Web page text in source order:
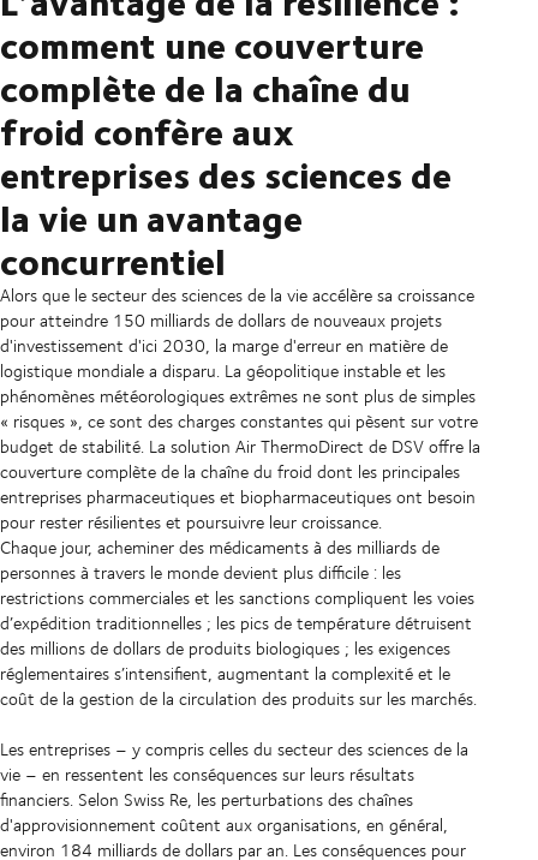
comment une couverture
complète de la chaîne du
froid confère aux
entreprises des sciences de
la vie un avantage
concurrentiel
Alors que le secteur des sciences de la vie accélère sa croissance
pour atteindre 150 milliards de dollars de nouveaux projets
d'investissement d'ici 2030, la marge d'erreur en matière de
logistique mondiale a disparu. La géopolitique instable et les
phénomènes météorologiques extrêmes ne sont plus de simples
« risques », ce sont des charges constantes qui pèsent sur votre
budget de stabilité. La solution Air ThermoDirect de DSV offre la
couverture complète de la chaîne du froid dont les principales
entreprises pharmaceutiques et biopharmaceutiques ont besoin
pour rester résilientes et poursuivre leur croissance.
Chaque jour, acheminer des médicaments à des milliards de
personnes à travers le monde devient plus difficile : les
restrictions commerciales et les sanctions compliquent les voies
d’expédition traditionnelles ; les pics de température détruisent
des millions de dollars de produits biologiques ; les exigences
réglementaires s’intensifient, augmentant la complexité et le
coût de la gestion de la circulation des produits sur les marchés.
Les entreprises – y compris celles du secteur des sciences de la
vie – en ressentent les conséquences sur leurs résultats
financiers. Selon Swiss Re, les perturbations des chaînes
d'approvisionnement coûtent aux organisations, en général,
environ 184 milliards de dollars par an. Les conséquences pour